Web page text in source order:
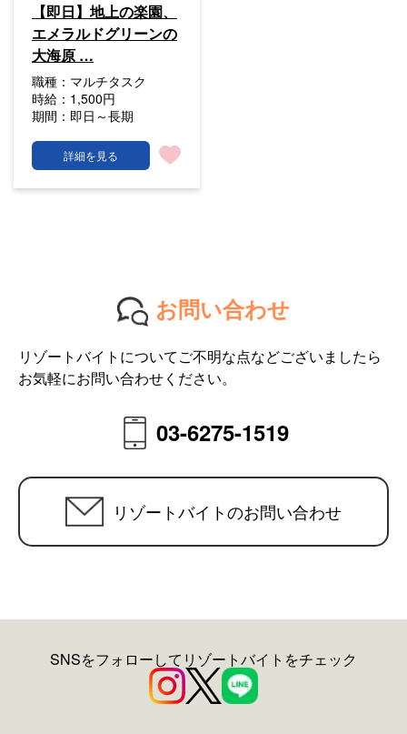
【即日】地上の楽園、
エメラルドグリーンの
大海原 …
職種： マルチタスク
時給： 1,500円
期間： 即日～長期
詳細を見る
お問い合わせ
リゾートバイトについてご不明な点などございましたら
お気軽にお問い合わせください。
03-6275-1519
リゾートバイトのお問い合わせ
SNSをフォローしてリゾートバイトをチェック